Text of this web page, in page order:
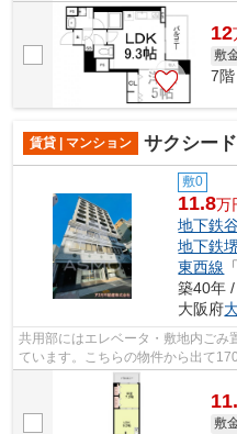
12
敷
7
賃貸 | マンション サクシー
敷0
11.8万
地下鉄
地下鉄
東西線 「
築40年
大阪府
共用部にはエレベータ・敷地内ごみ
ています。こちらの物件から出て
ンションはこちらです。駅まで1分
敷